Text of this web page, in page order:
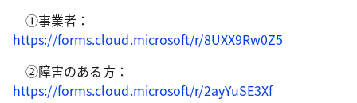
①事業者：
https://forms.cloud.microsoft/r/8UXX9Rw0Z5
②障害のある方：
https://forms.cloud.microsoft/r/2ayYuSE3Xf